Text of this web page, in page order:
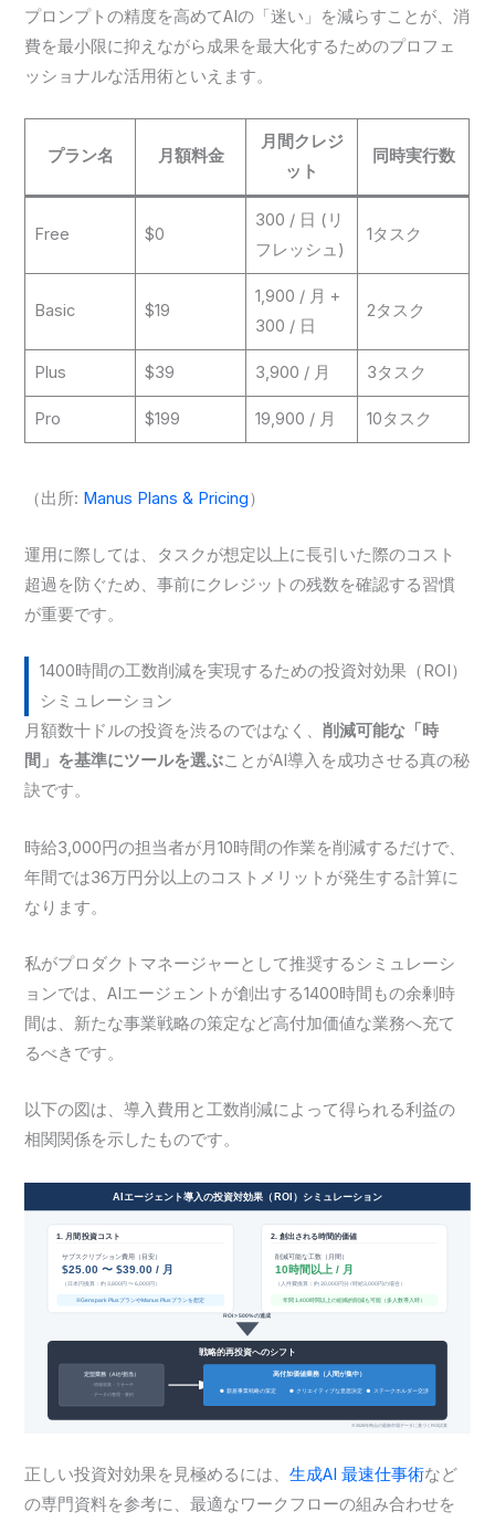
プロンプトの精度を高めてAIの「迷い」を減らすことが、消
費を最小限に抑えながら成果を最大化するためのプロフェ
ッショナルな活用術といえます。
プラン名 月額料金
月間クレジ
ット
同時実行数
Free $0
300 / 日 (リ
フレッシュ)
1タスク
Basic $19
1,900 / 月 +
300 / 日
2タスク
Plus $39 3,900 / 月 3タスク
Pro $199 19,900 / 月 10タスク
（出所: Manus Plans & Pricing）
運用に際しては、タスクが想定以上に長引いた際のコスト
超過を防ぐため、事前にクレジットの残数を確認する習慣
が重要です。
1400時間の工数削減を実現するための投資対効果（ROI）
シミュレーション
月額数十ドルの投資を渋るのではなく、削減可能な「時
間」を基準にツールを選ぶことがAI導入を成功させる真の秘
訣です。
時給3,000円の担当者が月10時間の作業を削減するだけで、
年間では36万円分以上のコストメリットが発生する計算に
なります。
私がプロダクトマネージャーとして推奨するシミュレーシ
ョンでは、AIエージェントが創出する1400時間もの余剰時
間は、新たな事業戦略の策定など高付加価値な業務へ充て
るべきです。
以下の図は、導入費用と工数削減によって得られる利益の
相関関係を示したものです。
正しい投資対効果を見極めるには、生成AI 最速仕事術など
の専門資料を参考に、最適なワークフローの組み合わせを